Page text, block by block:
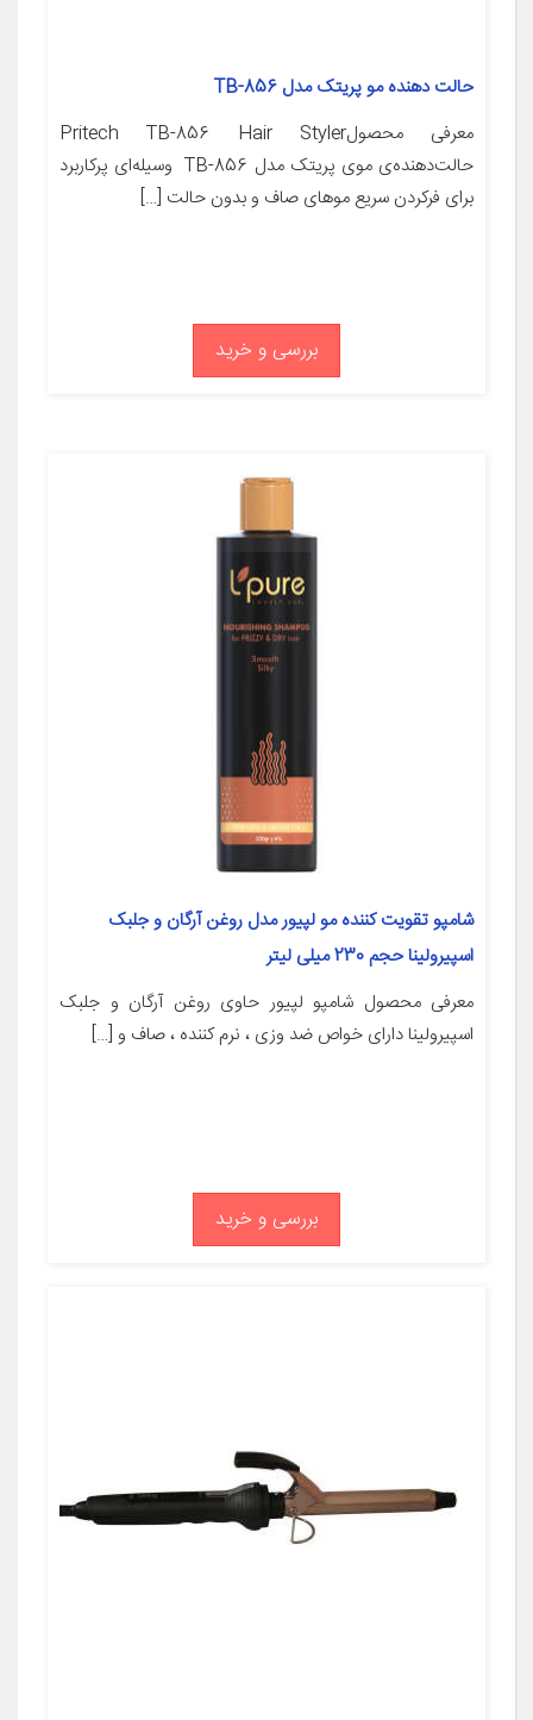
حالت دهنده مو پریتک مدل TB-856
معرفی محصولPritech TB-856 Hair Styler
حالت‌دهنده‌ی موی پریتک مدل TB-856 وسیله‌ای پرکاربرد
برای فرکردن سریع موهای صاف و بدون حالت […]
بررسی و خرید
شامپو تقویت کننده مو لپیور مدل روغن آرگان و جلبک
اسپیرولینا حجم 230 میلی لیتر
معرفی محصول شامپو لپیور حاوی روغن آرگان و جلبک
اسپیرولینا دارای خواص ضد وزی ، نرم کننده ، صاف و […]
بررسی و خرید